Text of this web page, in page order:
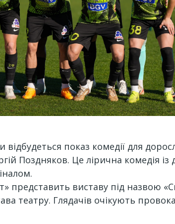
показ комедії для
Поздняков. Це лірична комедія
представить виставу під назвою
театру. Глядачів очікують